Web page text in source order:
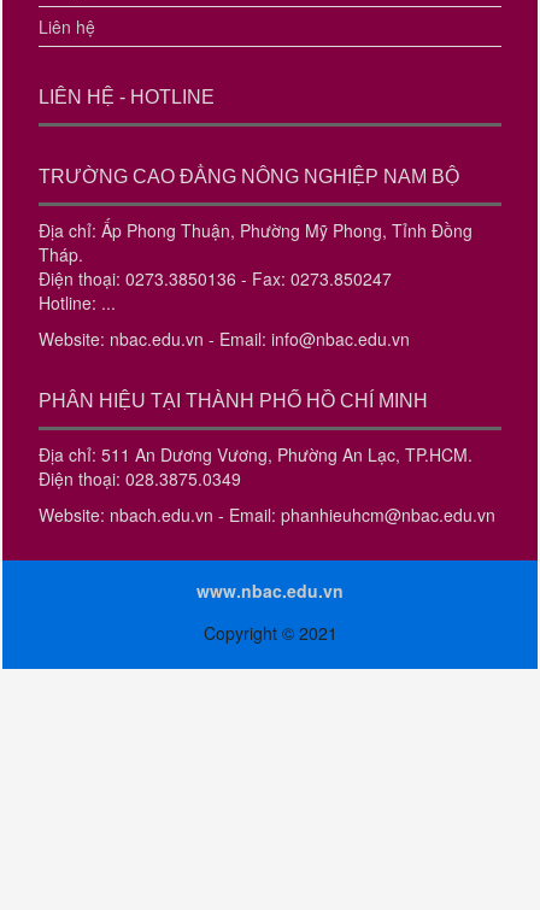
Liên hệ
LIÊN HỆ - HOTLINE
TRƯỜNG CAO ĐẲNG NÔNG NGHIỆP NAM BỘ
Địa chỉ: Ấp Phong Thuận, Phường Mỹ Phong, Tỉnh Đồng
Tháp.
Điện thoại: 0273.3850136 - Fax: 0273.850247
Hotline: ...
Website: nbac.edu.vn - Email: info@nbac.edu.vn
PHÂN HIỆU TẠI THÀNH PHỐ HỒ CHÍ MINH
Địa chỉ: 511 An Dương Vương, Phường An Lạc, TP.HCM.
Điện thoại: 028.3875.0349
Website: nbach.edu.vn - Email: phanhieuhcm@nbac.edu.vn
www.nbac.edu.vn
Copyright © 2021